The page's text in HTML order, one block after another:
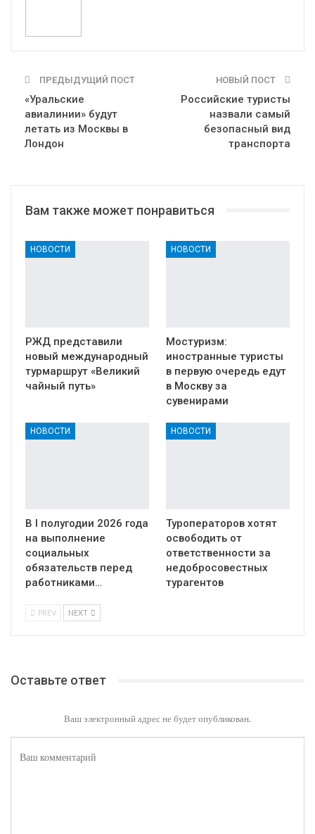
ПРЕДЫДУЩИЙ ПОСТ
«Уральские
авиалинии» будут
летать из Москвы в
Лондон
НОВЫЙ ПОСТ
Российские туристы
назвали самый
безопасный вид
транспорта
Вам также может понравиться
НОВОСТИ
РЖД представили
новый международный
турмаршрут «Великий
чайный путь»
НОВОСТИ
Мостуризм:
иностранные туристы
в первую очередь едут
в Москву за
сувенирами
НОВОСТИ
В I полугодии 2026 года
на выполнение
социальных
обязательств перед
работниками…
НОВОСТИ
Туроператоров хотят
освободить от
ответственности за
недобросовестных
турагентов
PREV NEXT
Оставьте ответ
Ваш электронный адрес не будет опубликован.